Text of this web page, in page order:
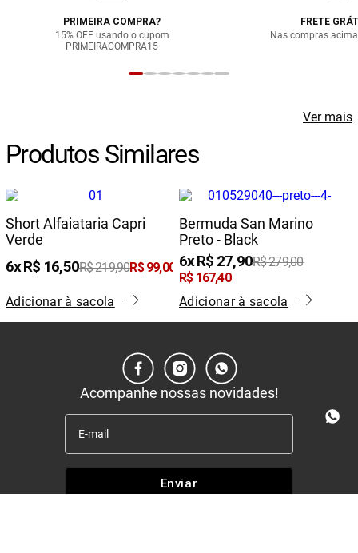
PRIMEIRA COMPRA?
15% OFF usando o cupom
PRIMEIRACOMPRA15
FRETE
Nas compras
Produtos Similares
Short Alfaiataria Capri
Verde
6 R$ 16,50R$219,90R$ 99,00
Adicionar à sacola
Bermuda San Marino
Preto - Black
6 R$ 27,90R$279,00
R$ 167,40
Adicionar à sacola
Ver mais
Acompanhe nossas novidades!
Enviar